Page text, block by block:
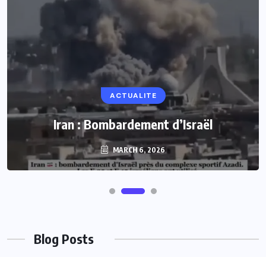
ACTUALITE
Iran : Bombardement d’Israël
MARCH 6, 2026
Blog Posts